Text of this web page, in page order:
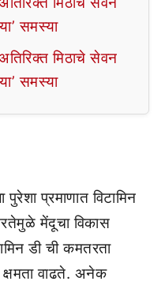
समस्या
मिठाचे सेवन
समस्या
प्रमाणात विटामिन
मेंदूचा विकास
डी ची कमतरता
क्षमता वाढते. अनेक